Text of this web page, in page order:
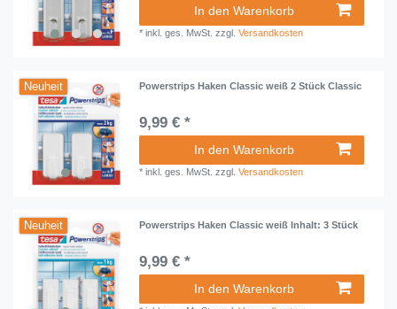
In den Warenkorb
*inkl. ges. MwSt. zzgl.Versandkosten
Neuheit Powerstrips Haken Classic weiß 2 Stück Classic
9,99 € *
In den Warenkorb
*inkl. ges. MwSt. zzgl.Versandkosten
Neuheit Powerstrips Haken Classic weiß Inhalt: 3 Stück
9,99 € *
In den Warenkorb